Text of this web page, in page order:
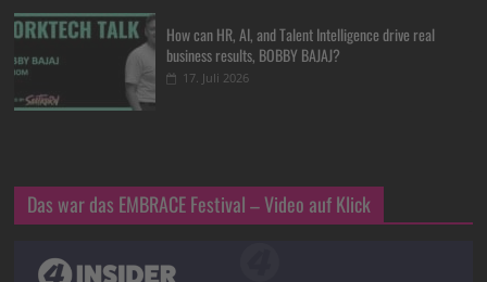
How can HR, AI, and Talent Intelligence drive real
business results, BOBBY BAJAJ?
17. Juli 2026
Das war das EMBRACE Festival – Video auf Klick